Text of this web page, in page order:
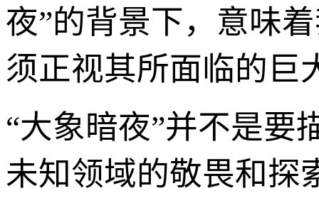
夜”的背景下，意味
须正视其所面临的巨
“大象暗夜”并不是要
未知领域的敬畏和探